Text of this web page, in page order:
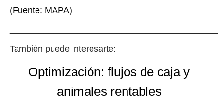
(Fuente: MAPA)
También puede interesarte:
Optimización: flujos de caja y
animales rentables